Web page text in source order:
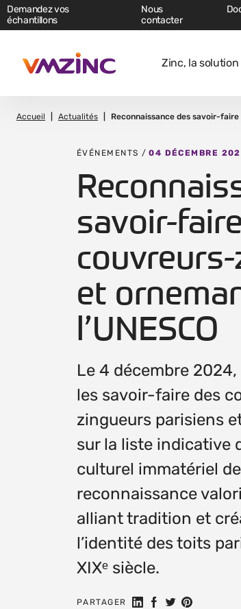
Zinc, la
Demandez vos
échantillons
Nous
contacter
Accueil Actualités Reconnaissance des savoir-
ÉVÉNEMENTS / 04 DÉCEMBRE
savoir-
et
l’UNESCO
Le 4 décembre 2024,
les savoir-faire des
zingueurs parisiens
sur la liste indicative
culturel immatériel
reconnaissance
alliant tradition et
l’identité des toits
XIXᵉ siècle.
PARTAGER Partager sur LinkedIn
Partager sur
Partager sur
Partager